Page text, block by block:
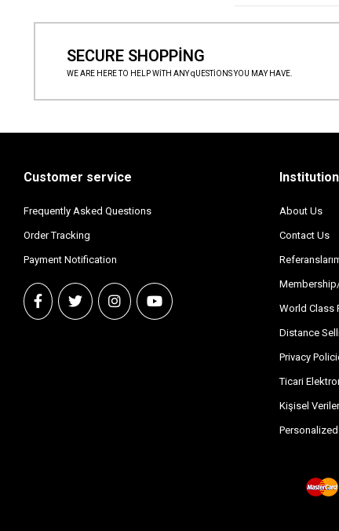
SECURE SHOPPİNG
WE ARE HERE TO HELP WİTH ANY qUESTİONS YOU MAY HAVE.
Customer service
Frequently Asked Questions
Order Tracking
Payment Notification
About Us
Contact Us
World Class
Distance
Privacy
Ticari
Kişisel